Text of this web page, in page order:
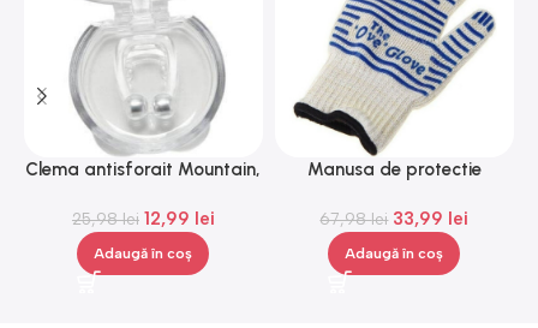
Clema antisforait Mountain,
25,98lei 12,99 lei
Adaugă în coș
Manusa de protectie
67,98lei 33,99 lei
Adaugă în coș